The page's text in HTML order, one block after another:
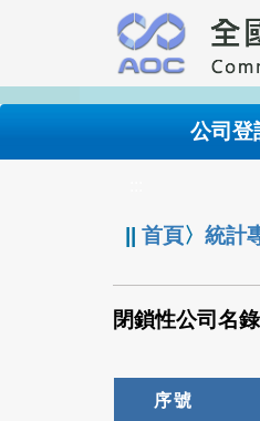
要
內
公司登
||首頁〉統計
閉鎖性公司名錄
序號